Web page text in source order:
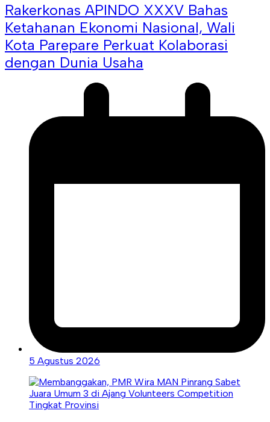
Rakerkonas APINDO XXXV Bahas
Ketahanan Ekonomi Nasional, Wali
Kota Parepare Perkuat Kolaborasi
dengan Dunia Usaha
5 Agustus 2026